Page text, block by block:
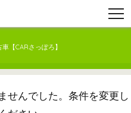
【CARさっぽろ】
んでした。 条件を変更し